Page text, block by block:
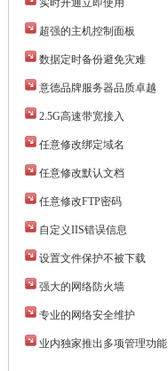
实时开通立即使用
超强的主机控制面板
数据定时备份避免灾难
意德品牌服务器品质卓越
2.5G高速带宽接入
任意修改绑定域名
任意修改默认文档
任意修改FTP密码
自定义IIS错误信息
设置文件保护不被下载
强大的网络防火墙
专业的网络安全维护
业内独家推出多项管理功能